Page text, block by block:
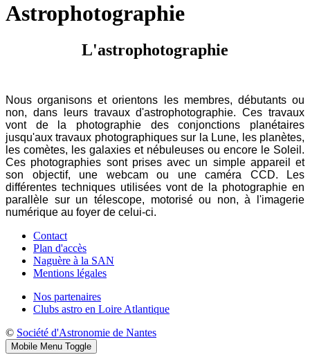
Astrophotographie
L'astrophotographie
Nous organisons et orientons les membres, débutants ou
non, dans leurs travaux d'astrophotographie. Ces travaux
vont de la photographie des conjonctions planétaires
jusqu'aux travaux photographiques sur la Lune, les planètes,
les comètes, les galaxies et nébuleuses ou encore le Soleil.
Ces photographies sont prises avec un simple appareil et
son objectif, une webcam ou une caméra CCD. Les
différentes techniques utilisées vont de la photographie en
parallèle sur un télescope, motorisé ou non, à l'imagerie
numérique au foyer de celui-ci.
Contact
Plan d'accès
Naguère à la SAN
Mentions légales
Nos partenaires
Clubs astro en Loire Atlantique
© Société d'Astronomie de Nantes
Mobile Menu Toggle